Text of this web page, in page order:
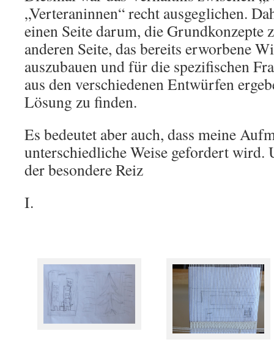
„Verteraninnen“ recht ausgeglichen.
einen Seite darum, die Grundkonzepte
anderen Seite, das bereits erworbene
auszubauen und für die spezifischen
aus den verschiedenen Entwürfen
Lösung zu finden.
Es bedeutet aber auch, dass meine
unterschiedliche Weise gefordert wird.
der besondere Reiz
I.